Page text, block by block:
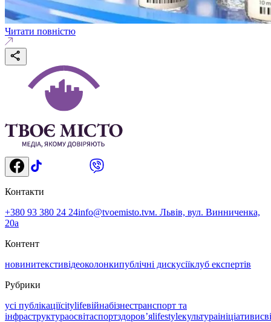
Читати повністю
Контакти
+380 93 380 24 24info@tvoemisto.tvм. Львів, вул. Винниченка,
20а
Контент
новинитекстивідеоколонкипублічні дискусіїклуб експертів
Рубрики
усі публікаціїcitylifeвійнабізнестранспорт та
інфраструктураосвітаспортздоровʼяlifestyleкультураініціативи